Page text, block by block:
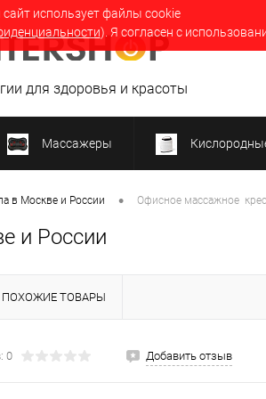
использует файлы cookie
). Я согласен с
для здоровья и красоты
Массажеры
в Москве и России • Офисное массажное
и России
ПОХОЖИЕ ТОВАРЫ
0 Добавить отзыв